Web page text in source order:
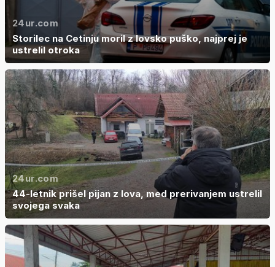
24ur.com
Storilec na Cetinju moril z lovsko puško, najprej je
ustrelil otroka
24ur.com
44-letnik prišel pijan z lova, med prerivanjem ustrelil
svojega svaka